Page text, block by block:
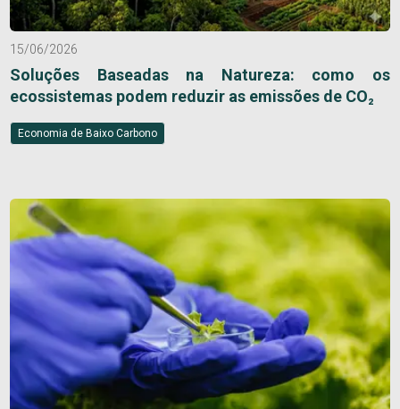
15/06/2026
Soluções Baseadas na Natureza: como os
ecossistemas podem reduzir as emissões de CO₂
Economia de Baixo Carbono